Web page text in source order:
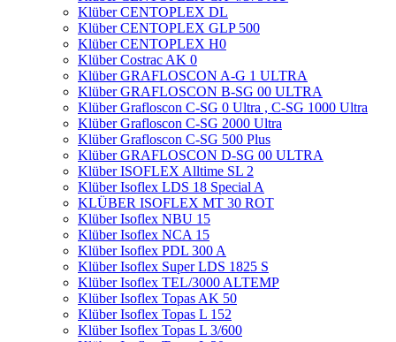
Klüber CENTOPLEX DL
Klüber CENTOPLEX GLP 500
Klüber CENTOPLEX H0
Klüber Costrac AK 0
Klüber GRAFLOSCON A-G 1 ULTRA
Klüber GRAFLOSCON B-SG 00 ULTRA
Klüber Grafloscon C-SG 0 Ultra , C-SG 1000 Ultra
Klüber Grafloscon C-SG 2000 Ultra
Klüber Grafloscon C-SG 500 Plus
Klüber GRAFLOSCON D-SG 00 ULTRA
Klüber ISOFLEX Alltime SL 2
Klüber Isoflex LDS 18 Special A
KLÜBER ISOFLEX MT 30 ROT
Klüber Isoflex NBU 15
Klüber Isoflex NCA 15
Klüber Isoflex PDL 300 A
Klüber Isoflex Super LDS 1825 S
Klüber Isoflex TEL/3000 ALTEMP
Klüber Isoflex Topas AK 50
Klüber Isoflex Topas L 152
Klüber Isoflex Topas L 3/600